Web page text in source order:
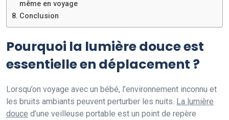
même en voyage
Conclusion
Pourquoi la lumière douce est
essentielle en déplacement ?
Lorsqu’on voyage avec un bébé, l’environnement inconnu et
les bruits ambiants peuvent perturber les nuits. La lumière
douce d’une veilleuse portable est un point de repère